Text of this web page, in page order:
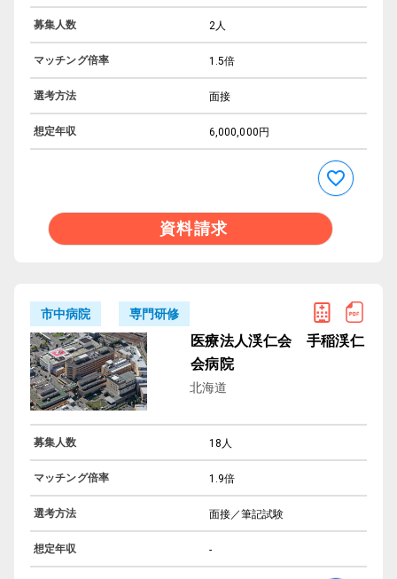
募集人数 2人
マッチング倍率 1.5倍
選考方法 面接
想定年収 6,000,000円
資料請求
市中病院 専門研修
医療法人渓仁会 手稲渓仁
会病院
北海道
募集人数 18人
マッチング倍率 1.9倍
選考方法 面接／筆記試験
想定年収 -